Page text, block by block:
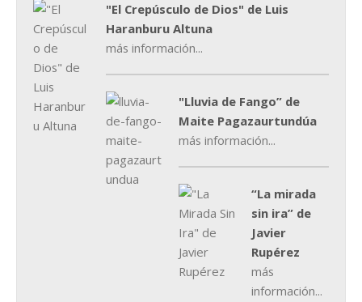
"El Crepúsculo de Dios" de Luis
Haranburu Altuna
más información...
"Lluvia de Fango” de
Maite Pagazaurtundúa
más información...
“La mirada
sin ira” de
Javier
Rupérez
más
información...